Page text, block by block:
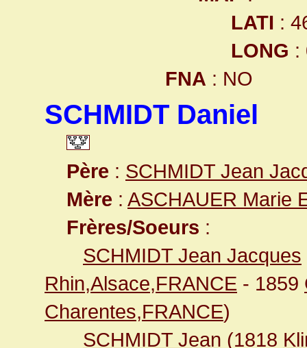
LATI :
LONG :
FNA : NO
SCHMIDT Daniel
Père : SCHMIDT Jean
Mère : ASCHAUER Marie
Frères/Soeurs :
SCHMIDT Jean Jacques
Rhin,Alsace,FRANCE - 1859
Charentes,FRANCE)
SCHMIDT Jean (1818